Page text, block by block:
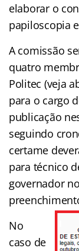
elaborar o
papiloscopia
A comissão
quatro
Politec (veja
para o cargo
publicação
seguindo
certame
para técnico
governador
No
caso de